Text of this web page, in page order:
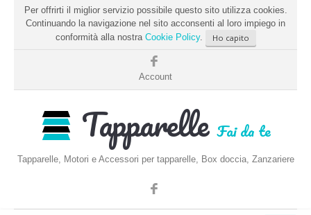
Per offrirti il miglior servizio possibile questo sito utilizza cookies.
Continuando la navigazione nel sito acconsenti al loro impiego in
conformità alla nostra Cookie Policy. Ho capito
Account
Tapparelle Fai da te
Tapparelle, Motori e Accessori per tapparelle, Box doccia, Zanzariere